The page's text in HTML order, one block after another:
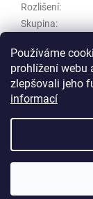
Používáme
prohlížení webu
zlepšovali jeho
informací
Rozlišení:
Skupina:
Typ tisku: